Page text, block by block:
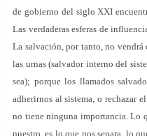
de gobierno del siglo XXI
Las verdaderas esferas de
La salvación, por tanto, no
las urnas (salvador interno del
sea); porque los llamados
adherirnos al sistema, o rechazar
no tiene ninguna importancia. Lo
nuestro, es lo que nos separa, lo